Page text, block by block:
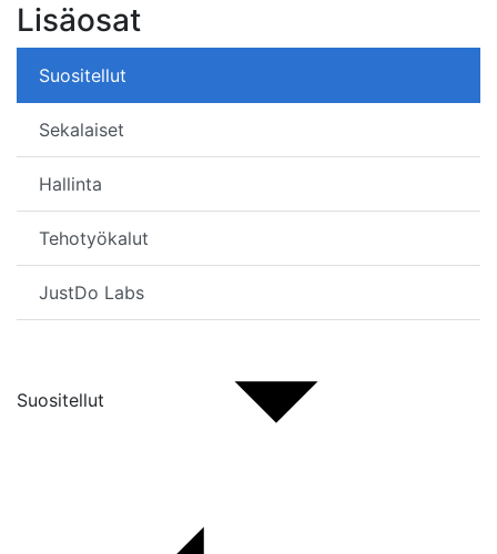
Lisäosat
Suositellut
Sekalaiset
Hallinta
Tehotyökalut
JustDo Labs
Suositellut